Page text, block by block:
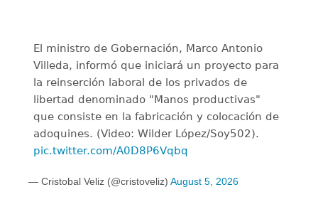
El ministro de Gobernación, Marco Antonio
Villeda, informó que iniciará un proyecto para
la reinserción laboral de los privados de
libertad denominado "Manos productivas"
que consiste en la fabricación y colocación de
adoquines. (Video: Wilder López/Soy502).
pic.twitter.com/A0D8P6Vqbq
— Cristobal Veliz (@cristoveliz) August 5, 2026